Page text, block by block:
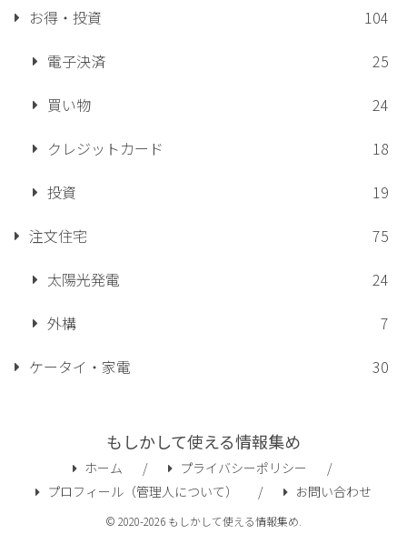
お得・投資
104
電子決済
25
買い物
24
クレジットカード
18
投資
19
注文住宅
75
太陽光発電
24
外構
7
ケータイ・家電
30
もしかして使える情報集め
ホーム
プライバシーポリシー
プロフィール（管理人について）
お問い合わせ
© 2020-2026 もしかして使える情報集め.